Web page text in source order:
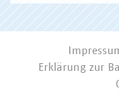
Erklärung zur